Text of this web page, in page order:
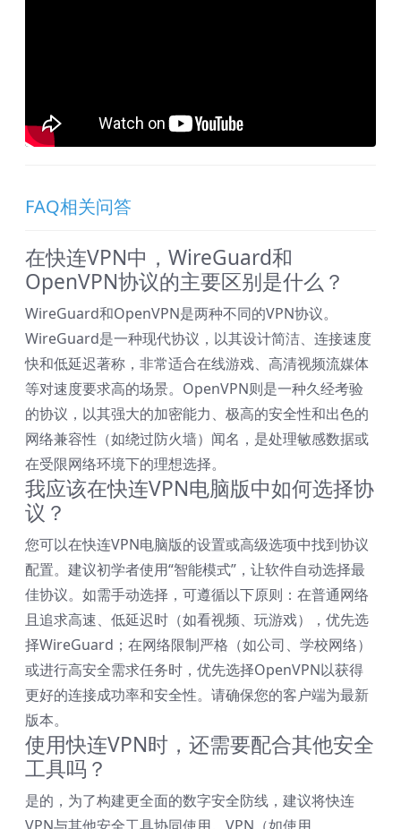
FAQ相关问答
在快连VPN中，WireGuard和
OpenVPN协议的主要区别是什么？
WireGuard和OpenVPN是两种不同的VPN协议。
WireGuard是一种现代协议，以其设计简洁、连接速度
快和低延迟著称，非常适合在线游戏、高清视频流媒体
等对速度要求高的场景。OpenVPN则是一种久经考验
的协议，以其强大的加密能力、极高的安全性和出色的
网络兼容性（如绕过防火墙）闻名，是处理敏感数据或
在受限网络环境下的理想选择。
我应该在快连VPN电脑版中如何选择协
议？
您可以在快连VPN电脑版的设置或高级选项中找到协议
配置。建议初学者使用“智能模式”，让软件自动选择最
佳协议。如需手动选择，可遵循以下原则：在普通网络
且追求高速、低延迟时（如看视频、玩游戏），优先选
择WireGuard；在网络限制严格（如公司、学校网络）
或进行高安全需求任务时，优先选择OpenVPN以获得
更好的连接成功率和安全性。请确保您的客户端为最新
版本。
使用快连VPN时，还需要配合其他安全
工具吗？
是的，为了构建更全面的数字安全防线，建议将快连